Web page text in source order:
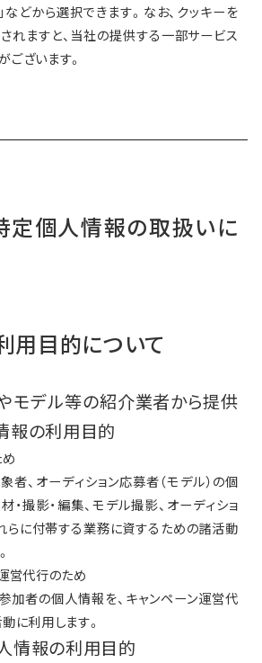
などから選択できます。なお、クッキーを
れますと、当社の提供する一部サービス
ざいます。
定個人情報の取扱いに
用目的について
モデル等の紹介業者から提供
報の利用目的
者、オーディション応募者（モデル）の個
・撮影・編集、モデル撮影、オーディショ
らに付帯する業務に資するための諸活動
営代行のため
加者の個人情報を、キャンペーン運営代
に利用します。
情報の利用目的